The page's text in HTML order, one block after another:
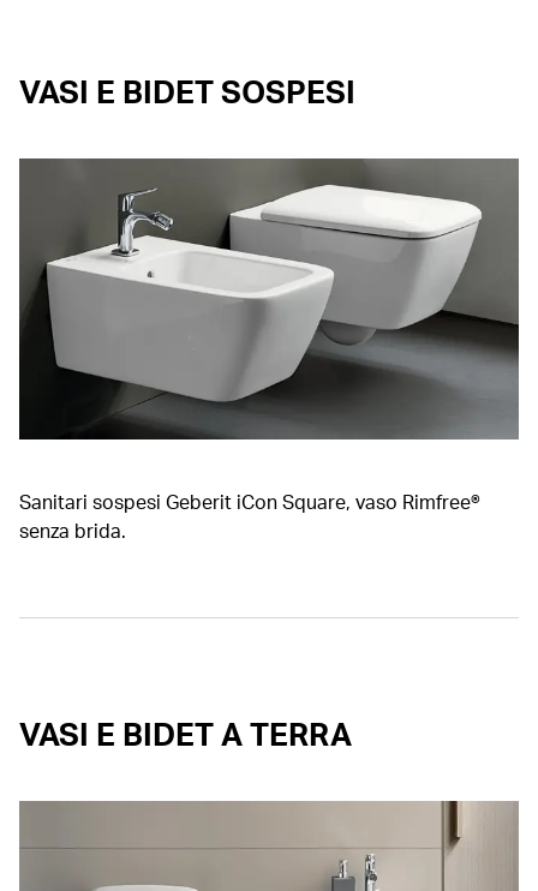
VASI E BIDET SOSPESI
Sanitari sospesi Geberit iCon Square, vaso Rimfree®
senza brida.
VASI E BIDET A TERRA